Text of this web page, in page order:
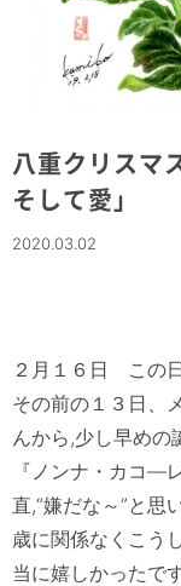
八重クリス
そして愛」
2020.03.02
２月１６日　この
その前の１３日、
んから,少し早めの
『ノンナ・カコ―
直,“嫌だな～”と思
歳に関係なくこう
当に嬉しかったで